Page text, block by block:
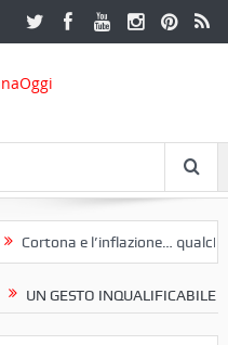
Cortona e l’inflazione… qualche
UN GESTO INQUALIFICABILE